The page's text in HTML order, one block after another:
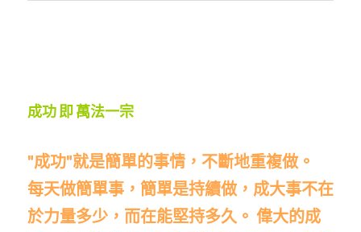
成功 即 萬法一宗
"成功"就是簡單的事情，不斷地重複做。
每天做簡單事，簡單是持續做，成大事不在
於力量多少，而在能堅持多久。 偉大的成